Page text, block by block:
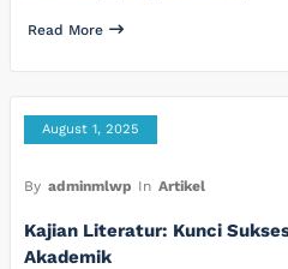
Read More
August 1, 2025
By adminmlwp In Artikel
Kajian Literatur: Kunci
Akademik